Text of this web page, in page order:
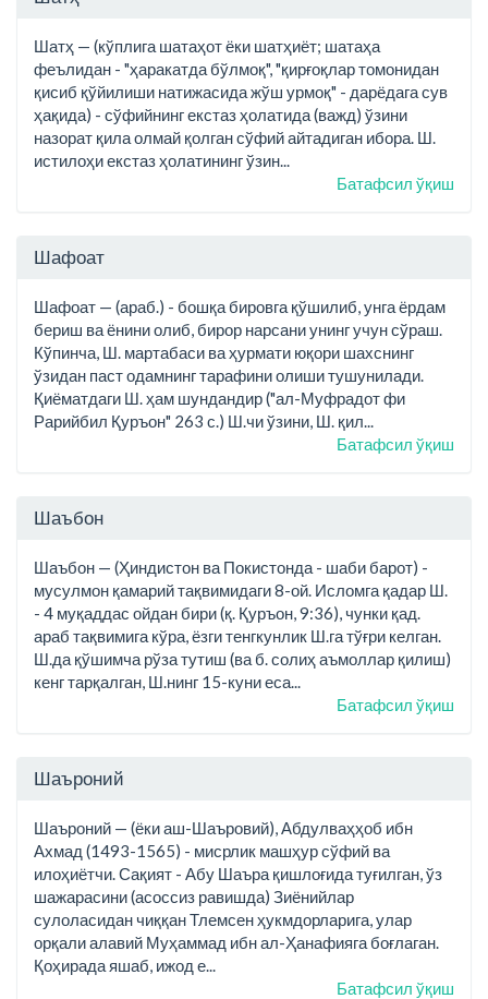
Шатҳ — (кўплига шатаҳот ёки шатҳиёт; шатаҳа
феълидан - "ҳаракатда бўлмоқ", "қирғоқлар томонидан
қисиб қўйилиши натижасида жўш урмоқ" - дарёдага сув
ҳақида) - сўфийнинг екстаз ҳолатида (важд) ўзини
назорат қила олмай қолган сўфий айтадиган ибора. Ш.
истилоҳи екстаз ҳолатининг ўзин...
Батафсил ўқиш
Шафоат
Шафоат — (араб.) - бошқа бировга қўшилиб, унга ёрдам
бериш ва ёнини олиб, бирор нарсани унинг учун сўраш.
Кўпинча, Ш. мартабаси ва ҳурмати юқори шахснинг
ўзидан паст одамнинг тарафини олиши тушунилади.
Қиёматдаги Ш. ҳам шундандир ("ал-Муфрадот фи
Рарийбил Қуръон" 263 с.) Ш.чи ўзини, Ш. қил...
Батафсил ўқиш
Шаъбон
Шаъбон — (Ҳиндистон ва Покистонда - шаби барот) -
мусулмон қамарий тақвимидаги 8-ой. Исломга қадар Ш.
- 4 муқаддас ойдан бири (қ. Қуръон, 9:36), чунки қад.
араб тақвимига кўра, ёзги тенгкунлик Ш.га тўғри келган.
Ш.да қўшимча рўза тутиш (ва б. солиҳ аъмоллар қилиш)
кенг тарқалган, Ш.нинг 15-куни еса...
Батафсил ўқиш
Шаъроний
Шаъроний — (ёки аш-Шаъровий), Абдулваҳҳоб ибн
Ахмад (1493-1565) - мисрлик машҳур сўфий ва
илоҳиётчи. Сақият - Абу Шаъра қишлоғида туғилган, ўз
шажарасини (асоссиз равишда) Зиёнийлар
сулоласидан чиққан Тлемсен ҳукмдорларига, улар
орқали алавий Муҳаммад ибн ал-Ҳанафияга боғлаган.
Қоҳирада яшаб, ижод е...
Батафсил ўқиш